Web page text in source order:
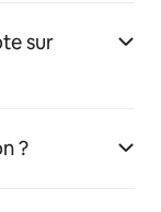
sur
?